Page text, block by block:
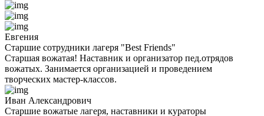
Евгения
Старшие сотрудники лагеря "Best Friends"
Старшая вожатая! Наставник и организатор пед.отрядов
вожатых. Занимается организацией и проведением
творческих мастер-классов.
Иван Александрович
Старшие вожатые лагеря, наставники и кураторы